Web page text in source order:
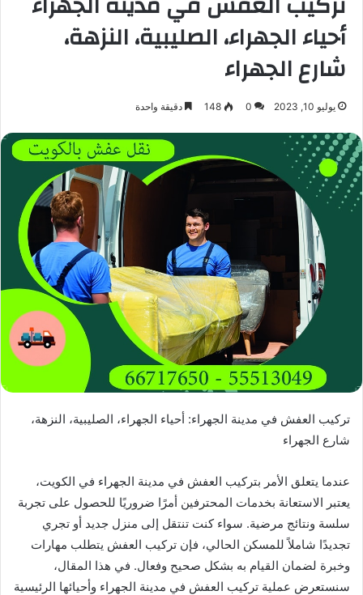
أحياء الجهراء، الصليبية، النزهة،
شارع الجهراء
يوليو 10, 2023 0
148 دقيقة واحدة
تركيب العفش في مدينة الجهراء: أحياء الجهراء، الصليبية، النزهة،
شارع الجهراء
عندما يتعلق الأمر بتركيب العفش في مدينة الجهراء في الكويت،
يعتبر الاستعانة بخدمات المحترفين أمرًا ضروريًا للحصول على تجربة
سلسة ونتائج مرضية. سواء كنت تنتقل إلى منزل جديد أو تجري
تجديدًا شاملاً للمسكن الحالي، فإن تركيب العفش يتطلب مهارات
وخبرة لضمان القيام به بشكل صحيح وفعال. في هذا المقال،
سنستعرض عملية تركيب العفش في مدينة الجهراء وأحيائها الرئيسية